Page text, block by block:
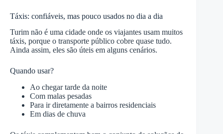
Táxis: confiáveis, mas pouco usados no dia a dia
Turim não é uma cidade onde os viajantes usam muitos
táxis, porque o transporte público cobre quase tudo.
Ainda assim, eles são úteis em alguns cenários.
Quando usar?
Ao chegar tarde da noite
Com malas pesadas
Para ir diretamente a bairros residenciais
Em dias de chuva